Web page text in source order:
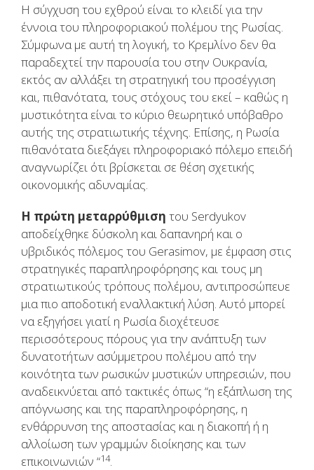
Η σύγχυση του εχθρού είναι το κλειδί για την
έννοια του πληροφοριακού πολέμου της Ρωσίας.
Σύμφωνα με αυτή τη λογική, το Κρεμλίνο δεν θα
παραδεχτεί την παρουσία του στην Ουκρανία,
εκτός αν αλλάξει τη στρατηγική του προσέγγιση
και, πιθανότατα, τους στόχους του εκεί – καθώς η
μυστικότητα είναι το κύριο θεωρητικό υπόβαθρο
αυτής της στρατιωτικής τέχνης. Επίσης, η Ρωσία
πιθανότατα διεξάγει πληροφοριακό πόλεμο επειδή
αναγνωρίζει ότι βρίσκεται σε θέση σχετικής
οικονομικής αδυναμίας.
Η πρώτη μεταρρύθμιση του Serdyukov
αποδείχθηκε δύσκολη και δαπανηρή και ο
υβριδικός πόλεμος του Gerasimov, με έμφαση στις
στρατηγικές παραπληροφόρησης και τους μη
στρατιωτικούς τρόπους πολέμου, αντιπροσώπευε
μια πιο αποδοτική εναλλακτική λύση. Αυτό μπορεί
να εξηγήσει γιατί η Ρωσία διοχέτευσε
περισσότερους πόρους για την ανάπτυξη των
δυνατοτήτων ασύμμετρου πολέμου από την
κοινότητα των ρωσικών μυστικών υπηρεσιών, που
αναδεικνύεται από τακτικές όπως “η εξάπλωση της
απόγνωσης και της παραπληροφόρησης, η
ενθάρρυνση της αποστασίας και η διακοπή ή η
αλλοίωση των γραμμών διοίκησης και των
επικοινωνιών “14.